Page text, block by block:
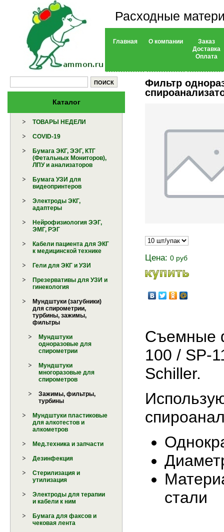
Расходные
Главная О компании
Заказ
Доставка
Оплата
Каталог
ТОВАРЫ НЕДЕЛИ
COVID-19
Бумага ЭКГ, ЭЭГ, КТГ
(Фетальных Мониторов),
ЛПУ и анализаторов
Бумага УЗИ для
видеопринтеров
Электроды ЭКГ,
адаптеры
Нейрофизиология ЭЭГ,
ЭМГ, РЭГ
Кабели пациента для ЭКГ
к медицинской технике
Гели для ЭКГ и УЗИ
Презервативы для УЗИ и
гинекология
Мундштуки (загубники)
для спирометрии,
турбины, зажимы,
фильтры
Мундштуки
одноразовые для
спирометрии
Мундштуки
многоразовые для
спирометров
Зажимы, фильтры,
турбины
Мундштуки пластиковые
для алкотестов и
алкометров
Мед.техника и запчасти
Дезинфекция
Стерилизация и
утилизация
Электроды для терапии
и кабели к ним
Бумага для факсов и
чековая лента
Фильтр
Цена: 0 руб
Съемные
100 / SP-
Schiller.
стали